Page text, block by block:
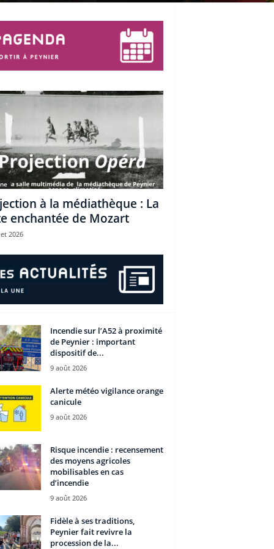
à la médiathèque : La
enchantée de Mozart
2026
Incendie sur l’A52 à proximité
de Peynier : important
dispositif de...
9 août 2026
Alerte météo vigilance orange
canicule
9 août 2026
Risque incendie : recensement
des moyens agricoles
mobilisables en cas
d’incendie
9 août 2026
Fidèle à ses traditions,
Peynier fait revivre la
procession de la...